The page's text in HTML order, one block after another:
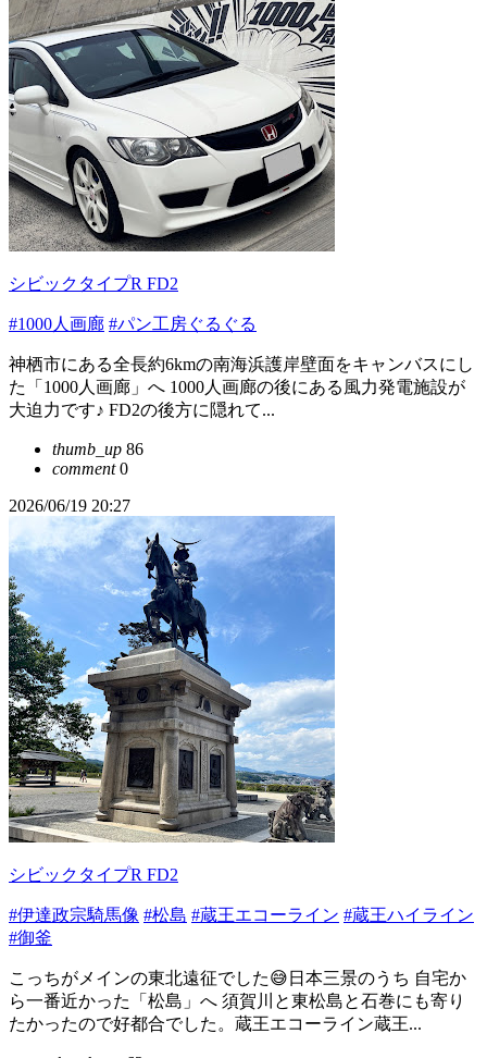
シビックタイプR FD2
#1000人画廊 #パン工房ぐるぐる
神栖市にある全長約6kmの南海浜護岸壁面をキャンバスにし
た「1000人画廊」へ 1000人画廊の後にある風力発電施設が
大迫力です♪ FD2の後方に隠れて...
thumb_up 86
comment0
2026/06/19 20:27
シビックタイプR FD2
#伊達政宗騎馬像 #松島 #蔵王エコーライン #蔵王ハイライン
#御釜
こっちがメインの東北遠征でした😅日本三景のうち 自宅か
ら一番近かった「松島」へ 須賀川と東松島と石巻にも寄り
たかったので好都合でした。蔵王エコーライン蔵王...